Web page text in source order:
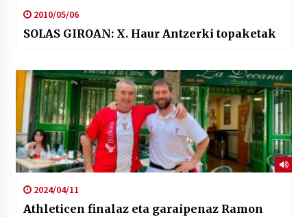
2010/05/06
SOLAS GIROAN: X. Haur Antzerki topaketak
2024/04/11
Athleticen finalaz eta garaipenaz Ramon